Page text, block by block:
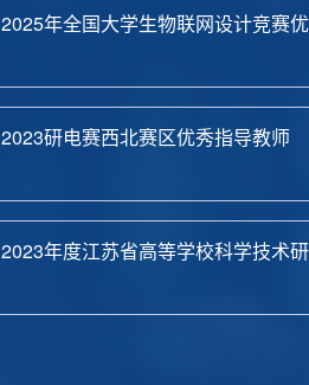
2025年全国大学生物联网设计竞赛
2023研电赛西北赛区优秀指导教师
2023年度江苏省高等学校科学技术